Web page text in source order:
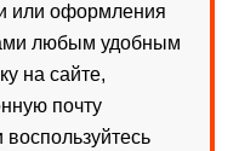
или оформления
любым удобным
на сайте,
почту
воспользуйтесь